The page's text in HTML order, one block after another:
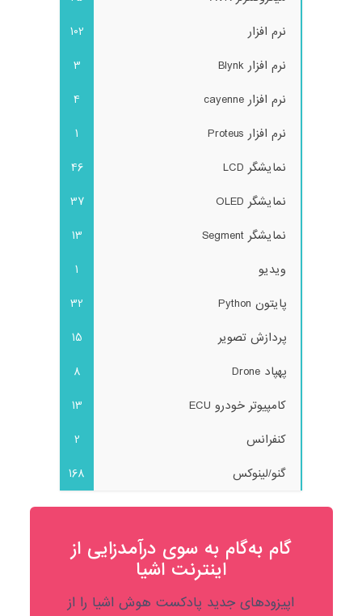
نرم افزار
102
نرم افزار Blynk
3
نرم افزار cayenne
4
نرم افزار Proteus
1
نمایشگر LCD
46
نمایشگر OLED
37
نمایشگر Segment
13
ویدیو
1
پایتون Python
32
پردازش تصویر
15
پهپاد Drone
8
کامپیوتر خودرو ECU
13
کنفرانس
2
گنو/لینوکس
168
گام به‌گام به‌ سوی درآمدزایی از
اینترنت اشیا
اپیزودهای جدید پادکست هوش اشیا را از